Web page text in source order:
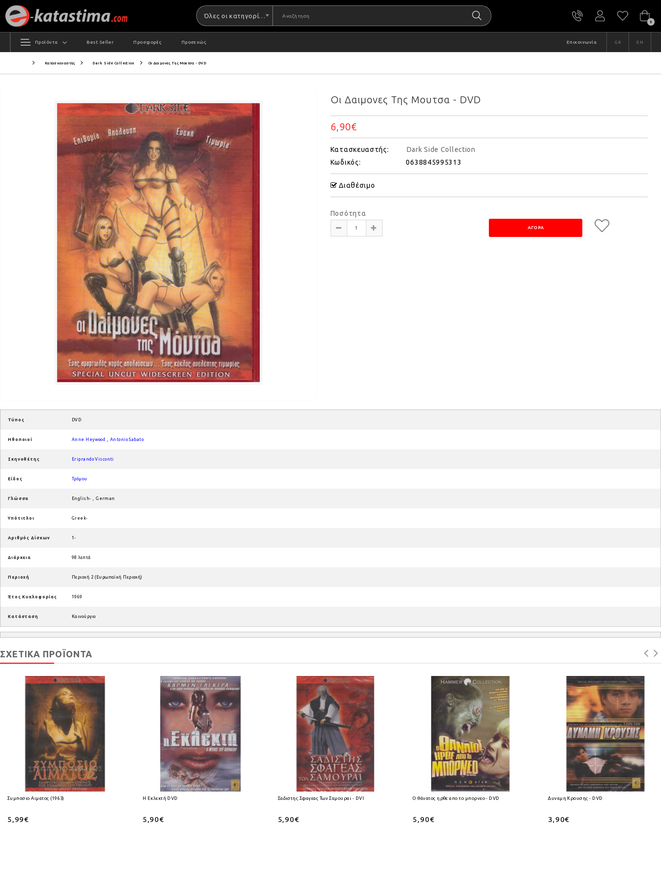
Όλες οι κατηγορίες
0
Προϊόντα Best Seller Προσφορές Προσεχώς Επικοινωνία GR EN
Κατασκευαστής Dark Side Collection Οι Δαιμονες Της Μουτσα - DVD
Οι Δαιμονες Της Μουτσα - DVD
6,90€
Κατασκευαστής:
Dark Side Collection
Κωδικός:
0638845995313
Διαθέσιμο
Ποσότητα
Τύπος DVD
Ηθοποιοί Anne Heywood , Antonio Sabato
Σκηνοθέτης Eriprando Visconti
Είδος Τρόμου
Γλώσσα English- ,German
Υπότιτλοι Greek-
Αριθμός Δίσκων 1-
Διάρκεια 98 λεπτά
Περιοχή Περιοχή 2 (Ευρωπαϊκή Περιοχή)
Έτος Κυκλοφορίας 1969
Κατάσταση Καινούργιο
ΣΧΕΤΙΚΆ ΠΡΟΪΌΝΤΑ
Συμποσιο Αιματος (1963)
5,99€
Η Εκλεκτή DVD
5,90€
Σαδιστης Σφαγεας Των Σαμουραι - DVD
5,90€
Ο θάνατος ηρθε απο το μπορνεο - DVD
5,90€
Δυναμη Κρουσης - DVD
3,90€